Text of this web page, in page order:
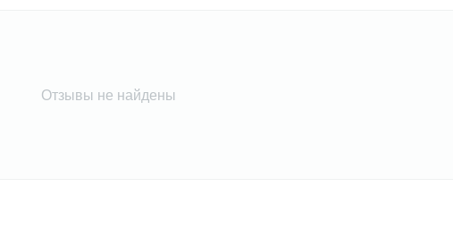
Отзывы не найдены